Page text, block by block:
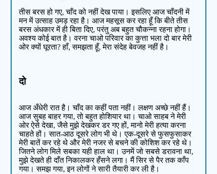
तीस बरस हो गए, चाँद को नहीं देख पाया। इसलिए आज चाँदनी में
मन में उत्साह उमड़ रहा है। आज महसूस कर रहा हूँ कि बीते तीस
बरस अंधकार में ही बिता दिए, परंतु अब बहुत चौकन्ना रहना होगा।
अवश्य कोई बात है। वरना चाओ परिवार का कुत्ता भला दो बार मेरी
ओर क्यों घूरता? हाँ, समझता हूँ, मेरा संदेह बेवजह नहीं है।
दो
आज अँधेरी रात है। चाँद का कहीं पता नहीं। लक्षण अच्छे नहीं हैं।
आज सुबह बाहर गया, तो बहुत होशियार था। चाओ साहब ने मेरी
ओर ऐसे देखा, जैसे मुझे देखकर डर गए हों, मानो मेरी हत्या करना
चाहते हों। सात-आठ दूसरे लोग भी थे। एक-दूसरे से फुसफुसाकर
मेरी बातें कर रहे थे और मेरी नजर से बचने की कोशिश कर रहे थे।
जितने लोग मिले सबका यही हाल था। उनमें जो सबसे डरावना था,
मुझे देखते ही दाँत निकालकर हँसने लगा। मैं सिर से पैर तक काँप
गया। समझ गया, इन लोगों ने सारी तैयारी कर ली है।